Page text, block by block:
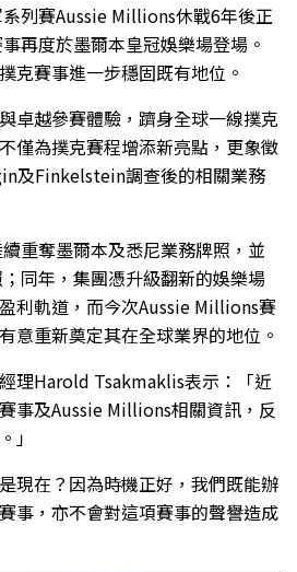
列賽Aussie Millions休戰6年後正
再度於墨爾本皇冠娛樂場登場。
克賽事進一步穩固既有地位。
卓越參賽體驗，躋身全球一線撲克
僅為撲克賽程增添新亮點，更象徵
及Finkelstein調查後的相關業務
重奪墨爾本及悉尼業務牌照，並
同年，集團憑升級翻新的娛樂場
利軌道，而今次Aussie Millions賽
意重新奠定其在全球業界的地位。
理Harold Tsakmaklis表示：「近
事及Aussie Millions相關資訊，反
」
現在？因為時機正好，我們既能辦
事，亦不會對這項賽事的聲譽造成